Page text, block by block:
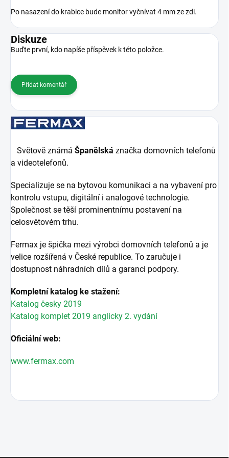
Po nasazení do krabice bude monitor vyčnívat 4 mm ze zdi.
Diskuze
Buďte první, kdo napíše příspěvek k této položce.
Přidat komentář
Světově známá Španělská značka domovních telefonů
a videotelefonů.
Specializuje se na bytovou komunikaci a na vybavení pro
kontrolu vstupu, digitální i analogové technologie.
Společnost se těší prominentnímu postavení na
celosvětovém trhu.
Fermax je špička mezi výrobci domovních telefonů a je
velice rozšířená v České republice. To zaručuje i
dostupnost náhradních dílů a garanci podpory.
Kompletní katalog ke stažení:
Katalog česky 2019
Katalog komplet 2019 anglicky 2. vydání
Oficiální web:
www.fermax.com